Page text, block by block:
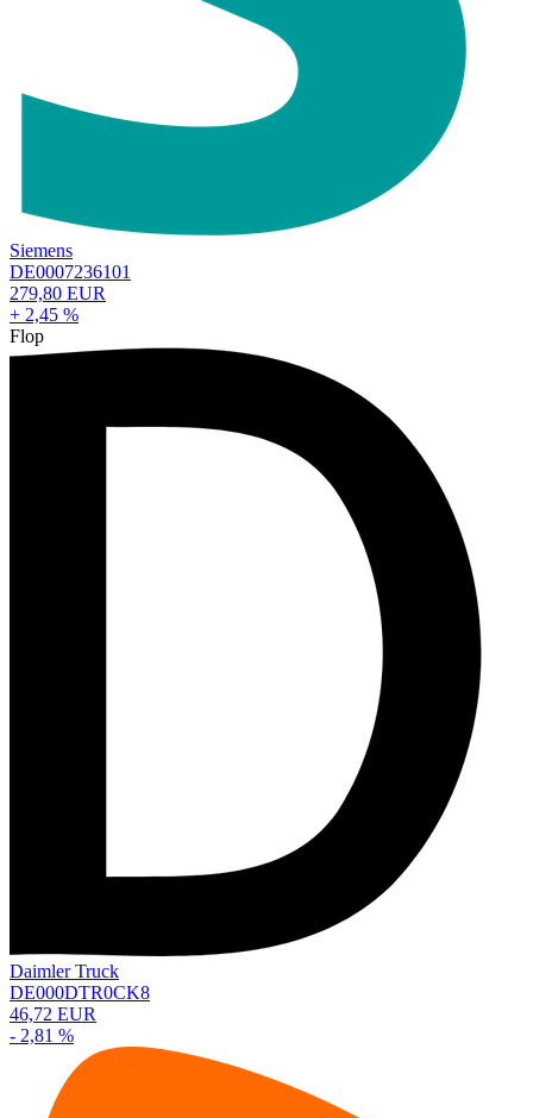
Siemens
DE0007236101
279,80 EUR
+ 2,45 %
Flop
Daimler Truck
DE000DTR0CK8
46,72 EUR
- 2,81 %